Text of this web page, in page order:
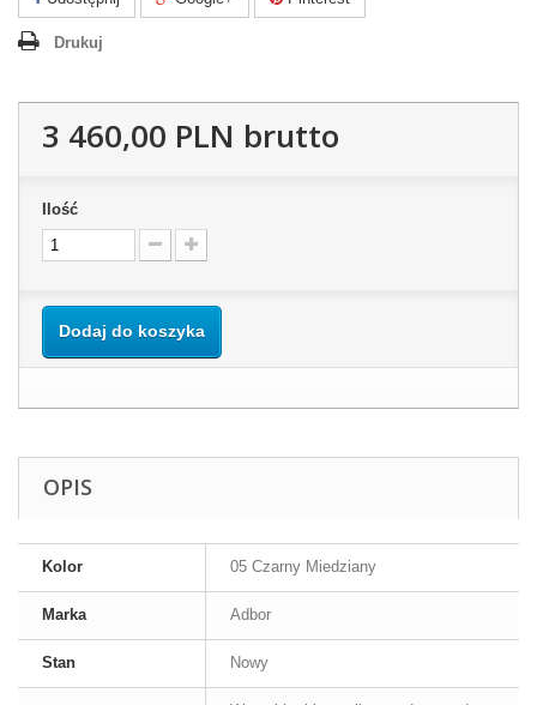
Drukuj
3 460,00 PLN brutto
Ilość
Dodaj do koszyka
OPIS
Kolor 05 Czarny Miedziany
Marka Adbor
Stan Nowy